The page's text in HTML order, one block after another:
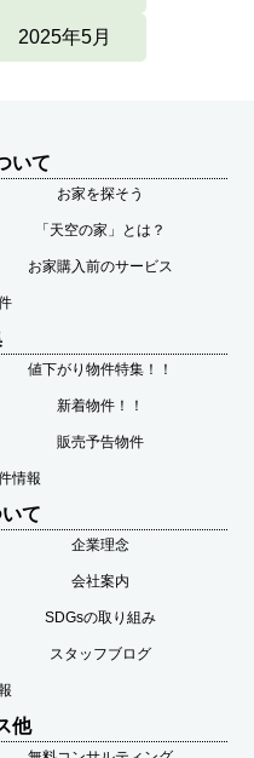
2025年5月
いて
お家を探そう
「天空の家」とは？
お家購入前のサービス
値下がり物件特集！！
新着物件！！
販売予告物件
情報
て
企業理念
会社案内
SDGsの取り組み
スタッフブログ
他